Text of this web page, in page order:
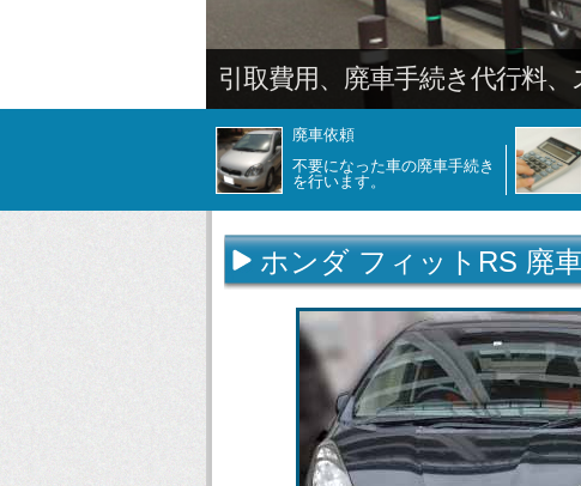
引取費用、廃車手続き代行料
廃車依頼
不要になった車の廃車手続き
を行います。
ホンダ フィットRS 廃